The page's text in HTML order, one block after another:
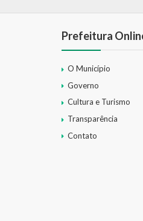
Prefeitura
O Município
Governo
Cultura e Turismo
Transparência
Contato